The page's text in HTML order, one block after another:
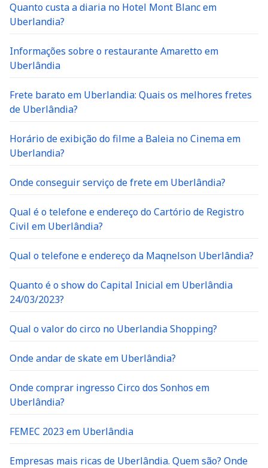
Quanto custa a diaria no Hotel Mont Blanc em
Uberlandia?
Informações sobre o restaurante Amaretto em
Uberlândia
Frete barato em Uberlandia: Quais os melhores fretes
de Uberlândia?
Horário de exibição do filme a Baleia no Cinema em
Uberlandia?
Onde conseguir serviço de frete em Uberlândia?
Qual é o telefone e endereço do Cartório de Registro
Civil em Uberlândia?
Qual o telefone e endereço da Maqnelson Uberlândia?
Quanto é o show do Capital Inicial em Uberlândia
24/03/2023?
Qual o valor do circo no Uberlandia Shopping?
Onde andar de skate em Uberlândia?
Onde comprar ingresso Circo dos Sonhos em
Uberlândia?
FEMEC 2023 em Uberlândia
Empresas mais ricas de Uberlândia. Quem são? Onde